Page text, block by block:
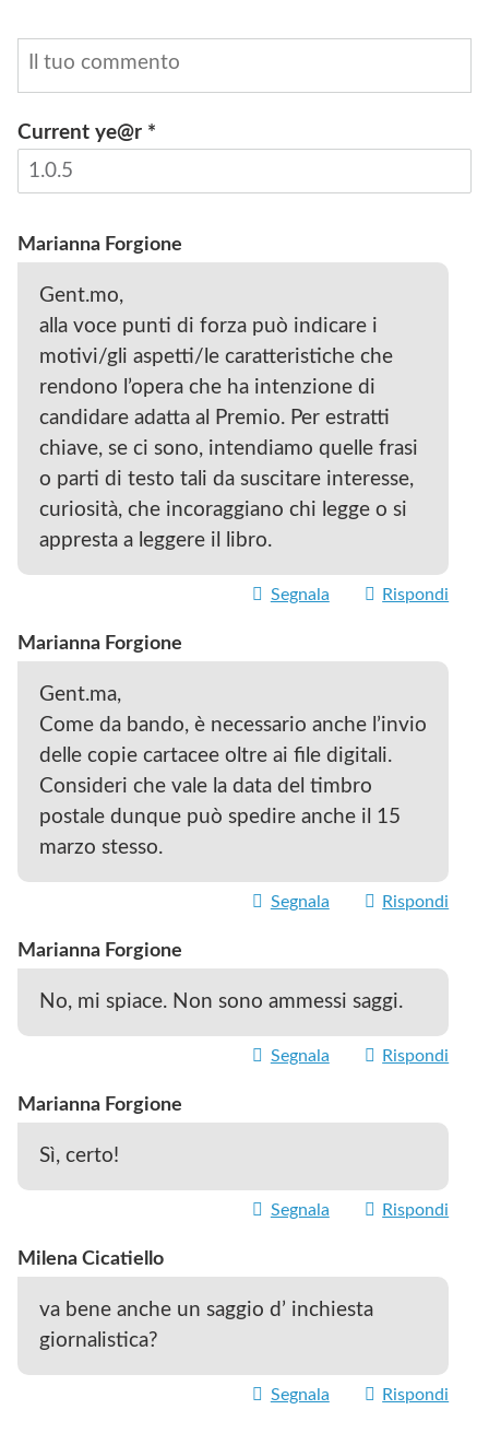
Current ye@r *
Marianna Forgione
Gent.mo,
alla voce punti di forza può indicare i
motivi/gli aspetti/le caratteristiche che
rendono l’opera che ha intenzione di
candidare adatta al Premio. Per estratti
chiave, se ci sono, intendiamo quelle frasi
o parti di testo tali da suscitare interesse,
curiosità, che incoraggiano chi legge o si
appresta a leggere il libro.
Segnala Rispondi
Marianna Forgione
Gent.ma,
Come da bando, è necessario anche l’invio
delle copie cartacee oltre ai file digitali.
Consideri che vale la data del timbro
postale dunque può spedire anche il 15
marzo stesso.
Segnala Rispondi
Marianna Forgione
No, mi spiace. Non sono ammessi saggi.
Segnala Rispondi
Marianna Forgione
Sì, certo!
Segnala Rispondi
Milena Cicatiello
va bene anche un saggio d’ inchiesta
giornalistica?
Segnala Rispondi